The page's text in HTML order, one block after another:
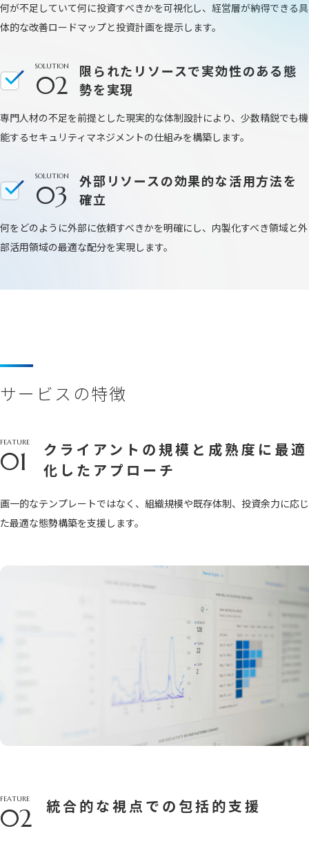
何が不足していて何に投資すべきかを可視化し、経営層が納得できる具
体的な改善ロードマップと投資計画を提示します。
SOLUTION
02
限られたリソースで実効性のある態
勢を実現
専門人材の不足を前提とした現実的な体制設計により、少数精鋭でも機
能するセキュリティマネジメントの仕組みを構築します。
SOLUTION
03
外部リソースの効果的な活用方法を
確立
何をどのように外部に依頼すべきかを明確にし、内製化すべき領域と外
部活用領域の最適な配分を実現します。
サービスの特徴
FEATURE
01
クライアントの規模と成熟度に最適
化したアプローチ
画一的なテンプレートではなく、組織規模や既存体制、投資余力に応じ
た最適な態勢構築を支援します。
FEATURE
02 統合的な視点での包括的支援